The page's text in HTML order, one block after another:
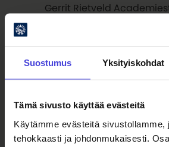
Suostumus Yksityiskohdat
Tämä sivusto käyttää evästeitä
Käytämme evästeitä sivustollamme,
tehokkaasti ja johdonmukaisesti.
Gerrit Rietveld
hänen teoksiaan on ollut
ja ryhmänäyttelyissä
PuntWG (NL), Het Nieuwe
(NL),Uncut
Sopeutuminen on osa